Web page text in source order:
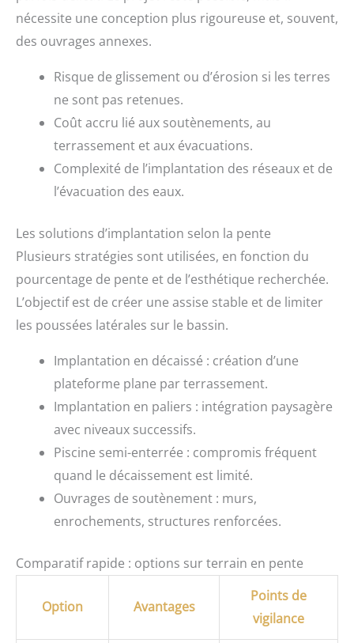
nécessite une conception plus rigoureuse et, souvent,
des ouvrages annexes.
Risque de glissement ou d’érosion si les terres
ne sont pas retenues.
Coût accru lié aux soutènements, au
terrassement et aux évacuations.
Complexité de l’implantation des réseaux et de
l’évacuation des eaux.
Les solutions d’implantation selon la pente
Plusieurs stratégies sont utilisées, en fonction du
pourcentage de pente et de l’esthétique recherchée.
L’objectif est de créer une assise stable et de limiter
les poussées latérales sur le bassin.
Implantation en décaissé : création d’une
plateforme plane par terrassement.
Implantation en paliers : intégration paysagère
avec niveaux successifs.
Piscine semi-enterrée : compromis fréquent
quand le décaissement est limité.
Ouvrages de soutènement : murs,
enrochements, structures renforcées.
Comparatif rapide : options sur terrain en pente
Option Avantages
Points de
vigilance